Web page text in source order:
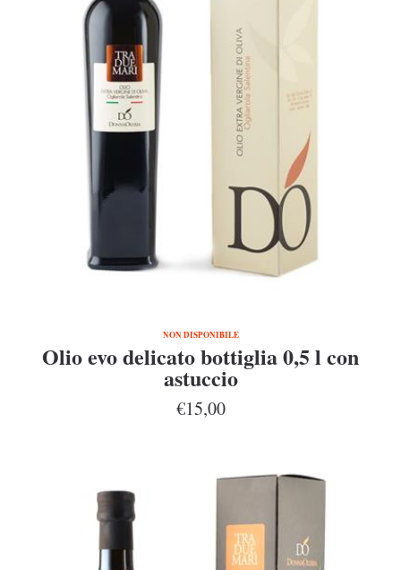
NON DISPONIBILE
Olio evo delicato bottiglia 0,5 l con
astuccio
€15,00